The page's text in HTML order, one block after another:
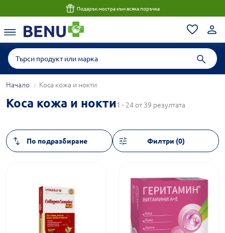
Подарък мостра към всяка поръчка
Начало Коса кожа и нокти
Коса кожа и нокти1 - 24 от 39 резултата
Филтри (0)